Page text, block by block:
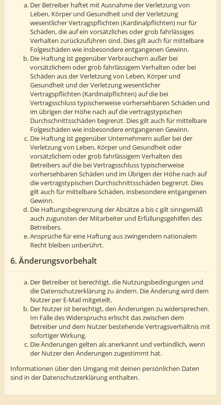
Der Betreiber haftet mit Ausnahme der Verletzung von
Leben, Körper und Gesundheit und der Verletzung
wesentlicher Vertragspflichten (Kardinalpflichten) nur für
Schäden, die auf ein vorsätzliches oder grob fahrlässiges
Verhalten zurückzuführen sind. Dies gilt auch für mittelbare
Folgeschäden wie insbesondere entgangenen Gewinn.
Die Haftung ist gegenüber Verbrauchern außer bei
vorsätzlichem oder grob fahrlässigem Verhalten oder bei
Schäden aus der Verletzung von Leben, Körper und
Gesundheit und der Verletzung wesentlicher
Vertragspflichten (Kardinalpflichten) auf die bei
Vertragsschluss typischerweise vorhersehbaren Schäden und
im übrigen der Höhe nach auf die vertragstypischen
Durchschnittsschäden begrenzt. Dies gilt auch für mittelbare
Folgeschäden wie insbesondere entgangenen Gewinn.
Die Haftung ist gegenüber Unternehmern außer bei der
Verletzung von Leben, Körper und Gesundheit oder
vorsätzlichem oder grob fahrlässigem Verhalten des
Betreibers auf die bei Vertragsschluss typischerweise
vorhersehbaren Schäden und im Übrigen der Höhe nach auf
die vertragstypischen Durchschnittsschäden begrenzt. Dies
gilt auch für mittelbare Schäden, insbesondere entgangenen
Gewinn.
Die Haftungsbegrenzung der Absätze a bis c gilt sinngemäß
auch zugunsten der Mitarbeiter und Erfüllungsgehilfen des
Betreibers.
Ansprüche für eine Haftung aus zwingendem nationalem
Recht bleiben unberührt.
6. Änderungsvorbehalt
Der Betreiber ist berechtigt, die Nutzungsbedingungen und
die Datenschutzerklärung zu ändern. Die Änderung wird dem
Nutzer per E-Mail mitgeteilt.
Der Nutzer ist berechtigt, den Änderungen zu widersprechen.
Im Falle des Widerspruchs erlischt das zwischen dem
Betreiber und dem Nutzer bestehende Vertragsverhältnis mit
sofortiger Wirkung.
Die Änderungen gelten als anerkannt und verbindlich, wenn
der Nutzer den Änderungen zugestimmt hat.
Informationen über den Umgang mit deinen persönlichen Daten
sind in der Datenschutzerklärung enthalten.